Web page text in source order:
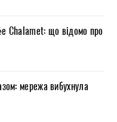
Chalamet: що відомо про
мережа вибухнула